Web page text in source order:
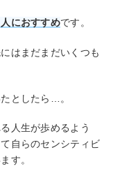
におすすめです。
はまだまだいくつも
としたら…。
人生が歩めるよう
自らのセンシティビ
す。